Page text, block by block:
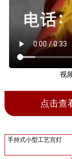
视
点击查
手持式小型工艺宫灯